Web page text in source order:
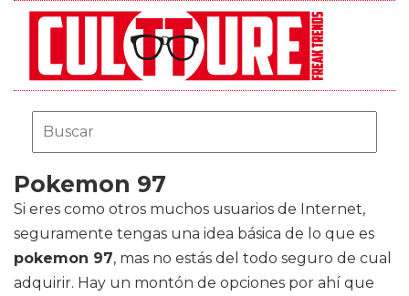
Pokemon 97
Si eres como otros muchos usuarios de Internet,
seguramente tengas una idea básica de lo que es
pokemon 97, mas no estás del todo seguro de cual
adquirir. Hay un montón de opciones por ahí que